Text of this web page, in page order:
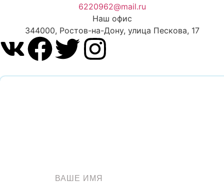
6220962@mail.ru
Наш офис
344000, Ростов-на-Дону, улица Пескова, 17